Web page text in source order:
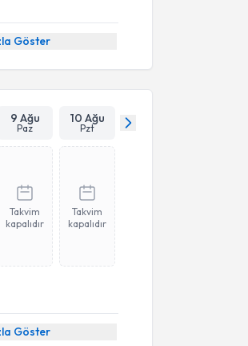
Göster
9 Ağu
Paz
10 Ağu
Pzt
Takvim
kapalıdır
Takvim
kapalıdır
Göster